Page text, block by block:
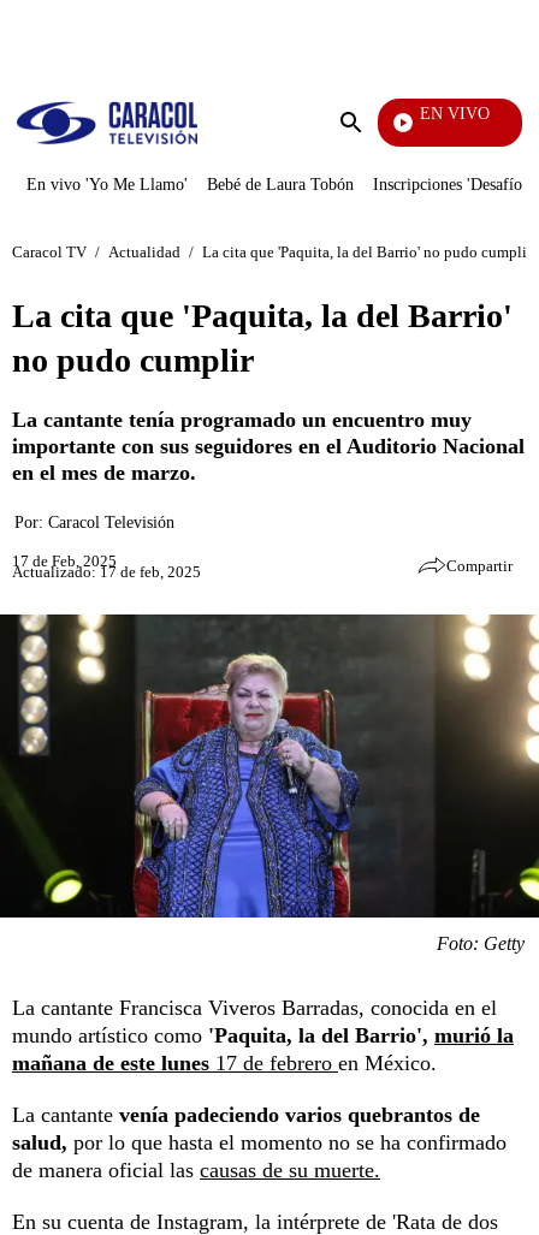
Enviar
EN VIVO
También Caerás
En vivo 'Yo Me Llamo' Bebé de Laura Tobón Inscripciones 'Desafío'
Caracol TV / Actualidad / La cita que 'Paquita, la del Barrio' no pudo cumplir
La cita que 'Paquita, la del Barrio'
no pudo cumplir
La cantante tenía programado un encuentro muy
importante con sus seguidores en el Auditorio Nacional
en el mes de marzo.
Por: Caracol Televisión
17 de Feb, 2025
Actualizado: 17 de feb, 2025 Compartir
Foto: Getty
La cantante Francisca Viveros Barradas, conocida en el
mundo artístico como 'Paquita, la del Barrio', murió la
mañana de este lunes 17 de febrero en México.
La cantante venía padeciendo varios quebrantos de
salud, por lo que hasta el momento no se ha confirmado
de manera oficial las causas de su muerte.
En su cuenta de Instagram, la intérprete de 'Rata de dos